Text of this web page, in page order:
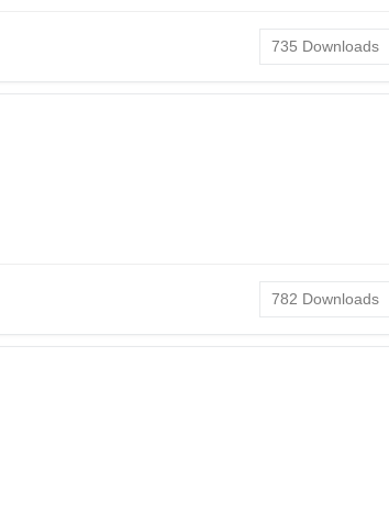
735 Downloads
782 Downloads